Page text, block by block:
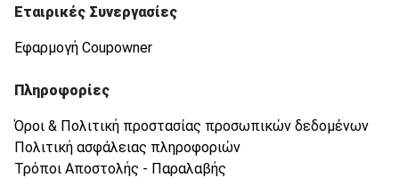
Εταιρικές Συνεργασίες
Εφαρμογή Coupowner
Πληροφορίες
Όροι & Πολιτική προστασίας προσωπικών δεδομένων
Πολιτική ασφάλειας πληροφοριών
Τρόποι Αποστολής - Παραλαβής